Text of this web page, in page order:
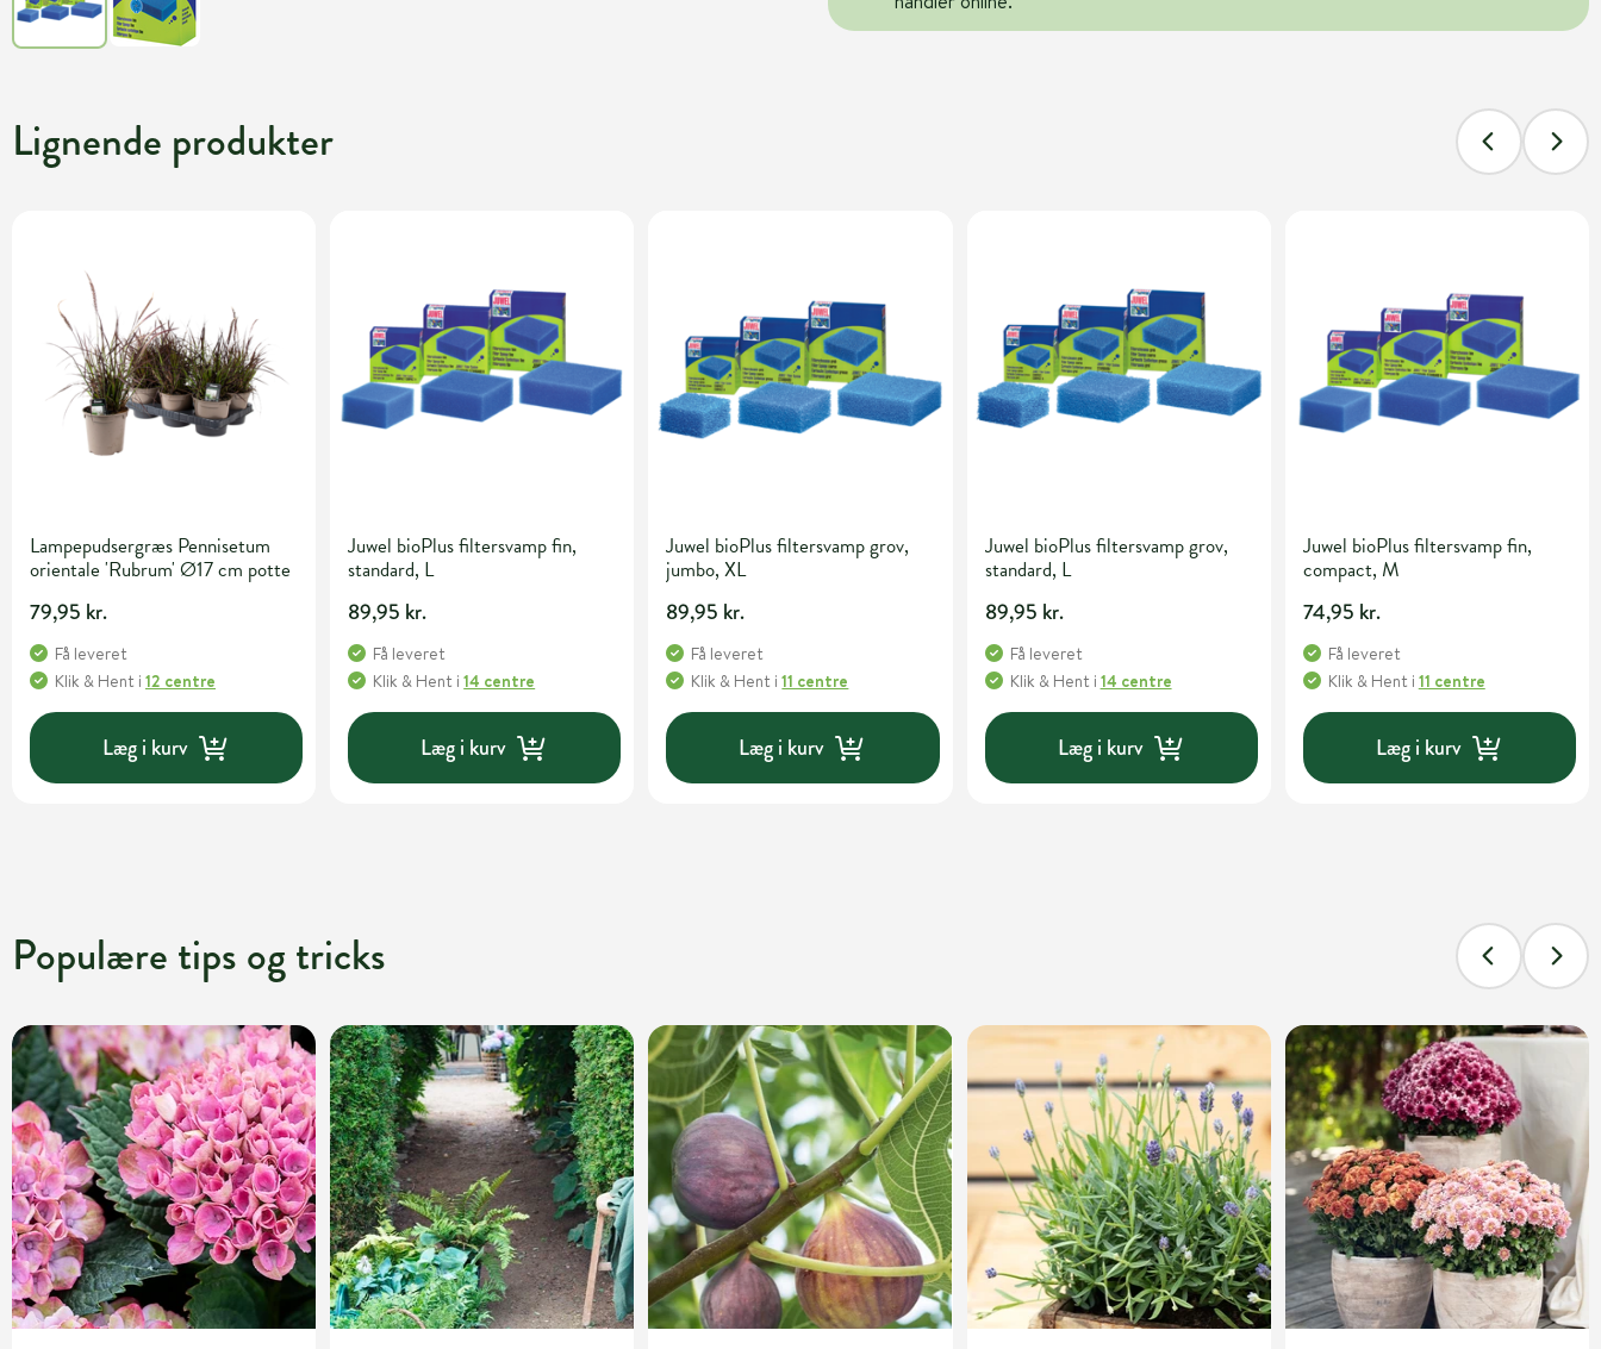
Lignende produkter
Lampepudsergræs Pennisetum
orientale 'Rubrum' Ø17 cm potte
79,95 kr.
Få leveret
Klik & Hent i 12 centre
Læg i kurv
Juwel bioPlus filtersvamp fin,
standard, L
89,95 kr.
Få leveret
Klik & Hent i14 centre
Læg i kurv
Juwel bioPlus filtersvamp grov,
jumbo, XL
89,95 kr.
Få leveret
Klik & Hent i11 centre
Læg i kurv
Juwel bioPlus filtersvamp grov,
standard, L
89,95 kr.
Få leveret
Klik & Hent i 14 centre
Læg i kurv
Juwel bioPlus filtersvamp fin,
compact, M
74,95 kr.
Få leveret
Klik & Hent i 11 centre
Læg i kurv
Populære tips og tricks